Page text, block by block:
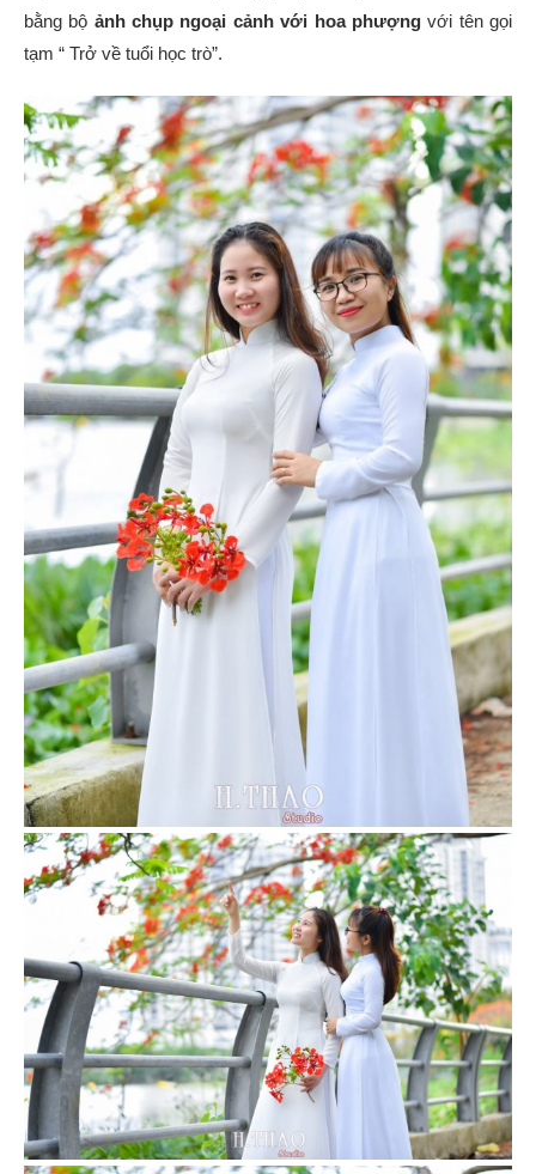
bằng bộ ảnh chụp ngoại cảnh với hoa phượngvới tên gọi
tạm “ Trở về tuổi học trò”.